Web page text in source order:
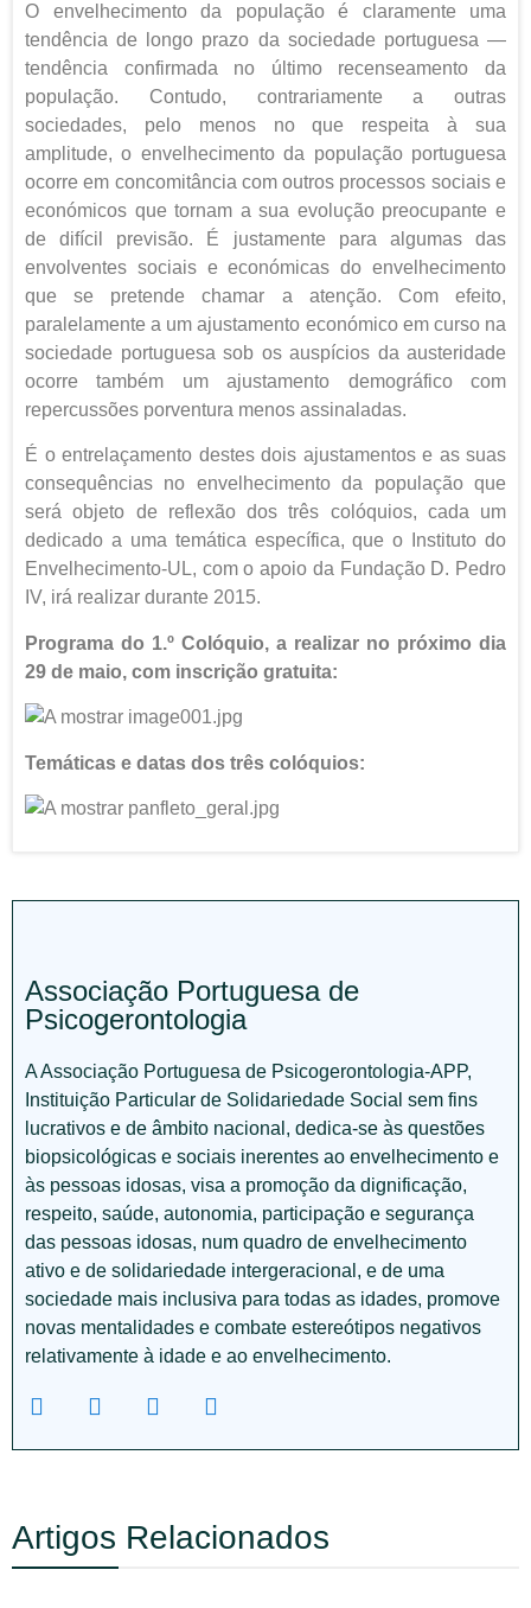
O envelhecimento da população é claramente uma
tendência de longo prazo da sociedade portuguesa —
tendência confirmada no último recenseamento da
população. Contudo, contrariamente a outras
sociedades, pelo menos no que respeita à sua
amplitude, o envelhecimento da população portuguesa
ocorre em concomitância com outros processos sociais e
económicos que tornam a sua evolução preocupante e
de difícil previsão. É justamente para algumas das
envolventes sociais e económicas do envelhecimento
que se pretende chamar a atenção. Com efeito,
paralelamente a um ajustamento económico em curso na
sociedade portuguesa sob os auspícios da austeridade
ocorre também um ajustamento demográfico com
repercussões porventura menos assinaladas.
É o entrelaçamento destes dois ajustamentos e as suas
consequências no envelhecimento da população que
será objeto de reflexão dos três colóquios, cada um
dedicado a uma temática específica, que o Instituto do
Envelhecimento-UL, com o apoio da Fundação D. Pedro
IV, irá realizar durante 2015.
Programa do 1.º Colóquio, a realizar no próximo dia
29 de maio, com inscrição gratuita:
Temáticas e datas dos três colóquios:
Associação Portuguesa de
Psicogerontologia
A Associação Portuguesa de Psicogerontologia-APP,
Instituição Particular de Solidariedade Social sem fins
lucrativos e de âmbito nacional, dedica-se às questões
biopsicológicas e sociais inerentes ao envelhecimento e
às pessoas idosas, visa a promoção da dignificação,
respeito, saúde, autonomia, participação e segurança
das pessoas idosas, num quadro de envelhecimento
ativo e de solidariedade intergeracional, e de uma
sociedade mais inclusiva para todas as idades, promove
novas mentalidades e combate estereótipos negativos
relativamente à idade e ao envelhecimento.
Artigos Relacionados